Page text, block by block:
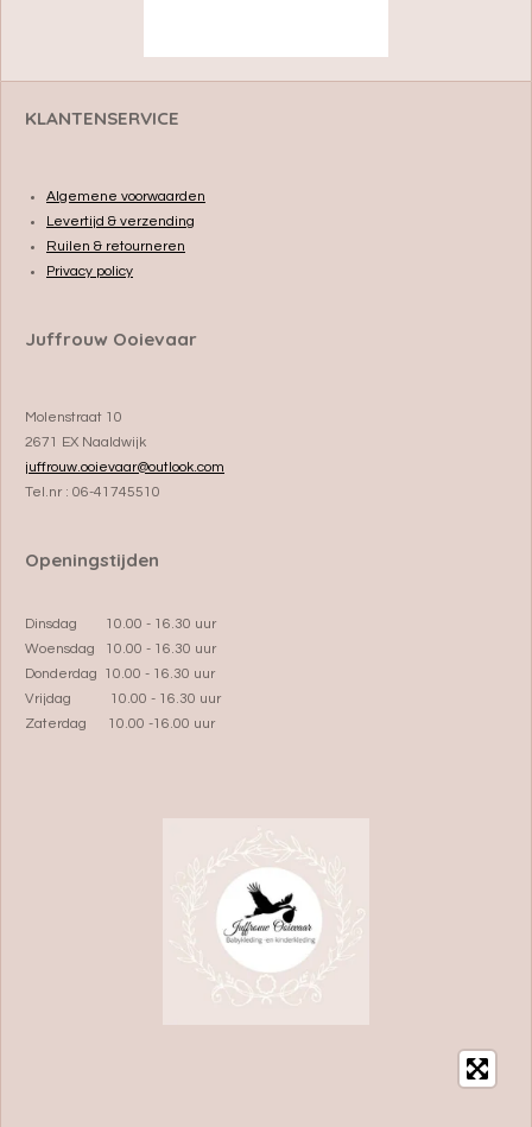
KLANTENSERVICE
Algemene voorwaarden
Levertijd & verzending
Ruilen & retourneren
Privacy policy
Juffrouw Ooievaar
Molenstraat 10
2671 EX Naaldwijk
juffrouw.ooievaar@outlook.com
Tel.nr : 06-41745510
Openingstijden
Dinsdag 10.00 - 16.30 uur
Woensdag 10.00 - 16.30 uur
Donderdag 10.00 - 16.30 uur
Vrijdag 10.00 - 16.30 uur
Zaterdag 10.00 -16.00 uur